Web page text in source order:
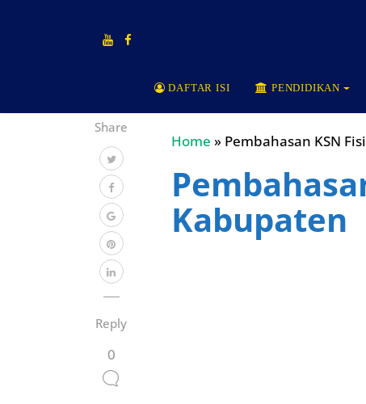
DAFTAR ISI PENDIDIKAN
Share
Reply
0
Home » Pembahasan KSN
Kabupaten